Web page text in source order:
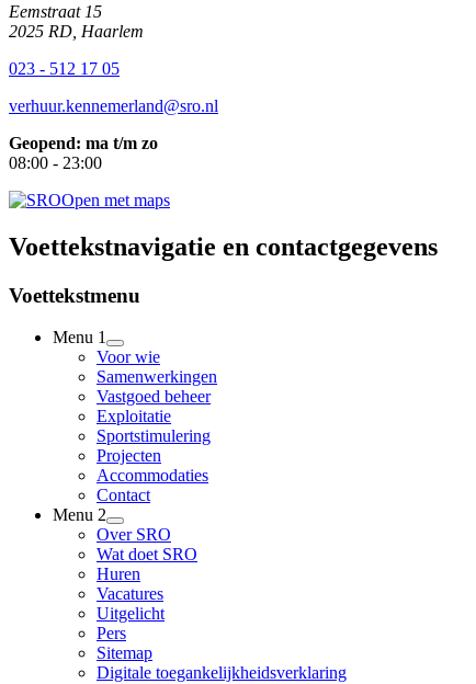
Eemstraat 15
2025 RD, Haarlem
023 - 512 17 05
verhuur.kennemerland@sro.nl
Geopend: ma t/m zo
08:00 - 23:00
Open met maps
Voettekstnavigatie en contactgegevens
Voettekstmenu
Menu 1
Voor wie
Samenwerkingen
Vastgoed beheer
Exploitatie
Sportstimulering
Projecten
Accommodaties
Contact
Menu 2
Over SRO
Wat doet SRO
Huren
Vacatures
Uitgelicht
Pers
Sitemap
Digitale toegankelijkheidsverklaring